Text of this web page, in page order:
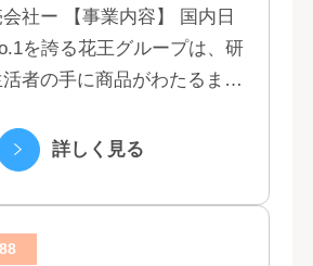
容】 国内日
を誇る花王グループは、研
者の手に商品がわたるまで
ピード、質、量ともに他社に
詳しく見る